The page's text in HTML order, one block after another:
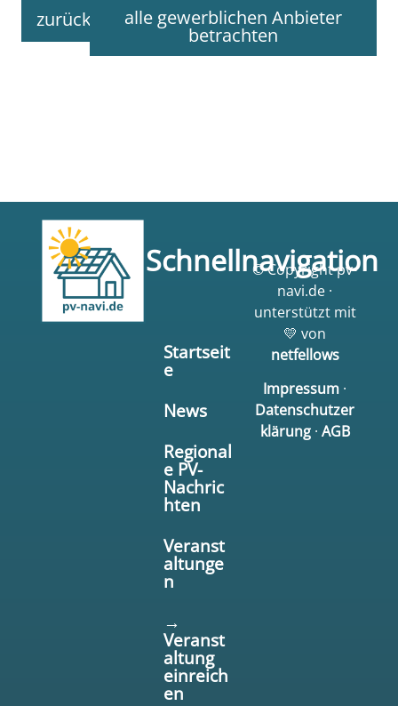
zurück
alle gewerblichen Anbieter
betrachten
Schnellnavigation
Startseit
e
News
Regional
e PV-
Nachric
hten
Veranst
altunge
n
→
Veranst
altung
einreich
en
© Copyright pv-
navi.de ·
unterstützt mit
💛 von
netfellows
Impressum ·
Datenschutzer
klärung· AGB